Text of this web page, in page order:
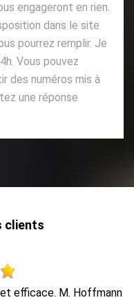
engageront en rien.
dans le site
pourrez remplir. Je
Vous pouvez
des numéros mis à
une réponse
clients
!!